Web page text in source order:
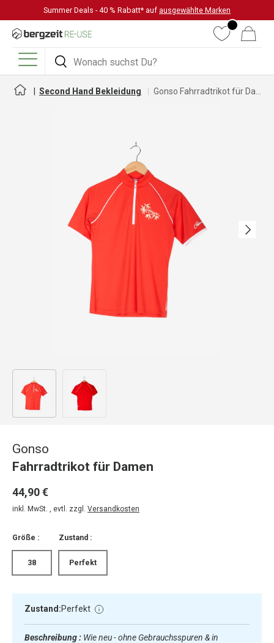
DIREKT ZUM INHALT
Summer Deals - 40 % Rabatt* auf ausgewählte Marken
Suchen
Suchen
WunschlisteWarenkorb
Menü
Second Hand Bekleidung
Nächste
Bild 1 in Galerieansicht laden
Gonso
Fahrradtrikot für Damen
44,90 €
inkl. MwSt. , evtl. zzgl. Versandkosten
Größe :
38
Zustand :
Perfekt
Zustand:Perfekt
Beschreibung : Wie neu - ohne Gebrauchsspuren & in